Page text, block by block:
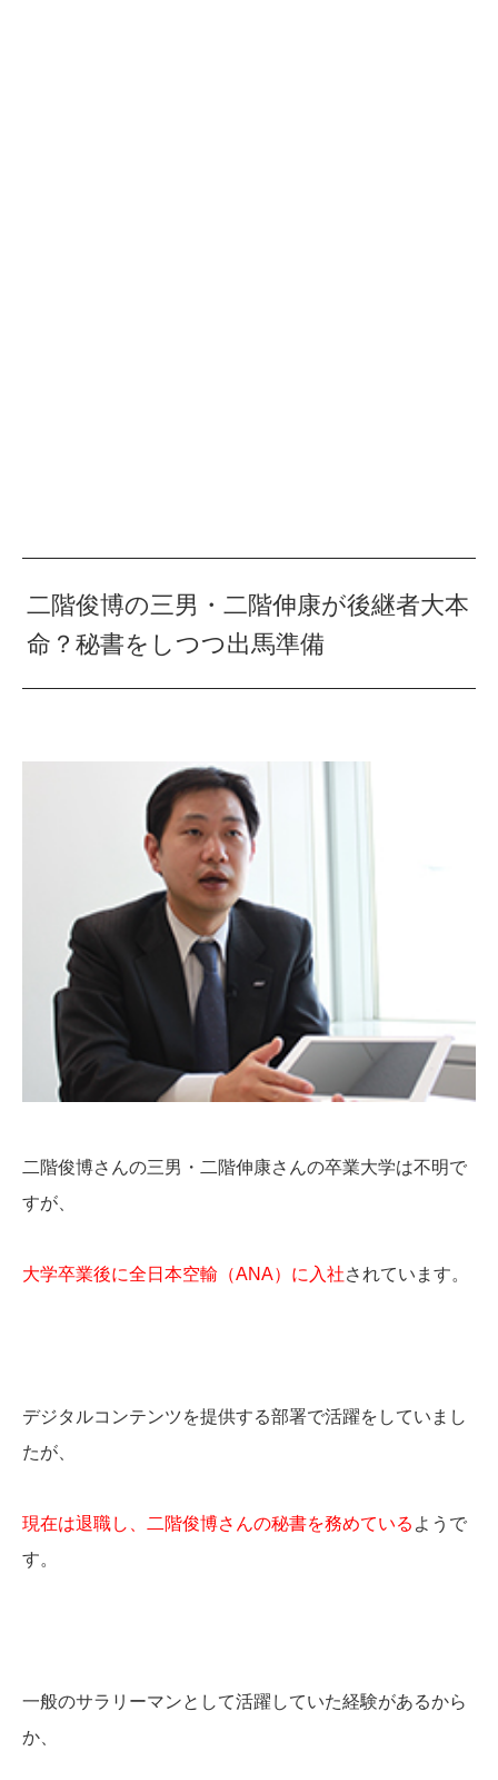
二階俊博の三男・二階伸康が後継者大本
命？秘書をしつつ出馬準備
二階俊博さんの三男・二階伸康さんの卒業大学は不明で
すが、
大学卒業後に全日本空輸（ANA）に入社されています。
デジタルコンテンツを提供する部署で活躍をしていまし
たが、
現在は退職し、二階俊博さんの秘書を務めている ようで
す。
一般のサラリーマンとして活躍していた経験があるから
か、